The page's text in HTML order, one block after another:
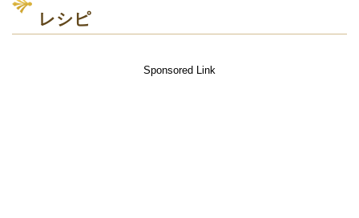
レシピ
Sponsored Link